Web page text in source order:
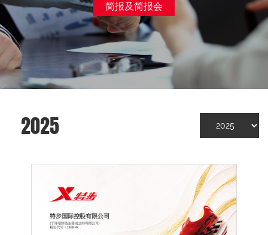
简报及简报会
2025